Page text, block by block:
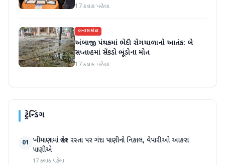
17 કલાક પહેલા
બનાસકાંઠા
અંબાજી પંથકમાં ભેદી રોગચાળાનો આતંક: બે
સપ્તાહમાં સેંકડો ભૂંડોના મોત
17 કલાક પહેલા
ટ્રેન્ડિંગ
01 ખીમાણામાં જાહેર રસ્તા પર ગંદા પાણીનો નિકાલ, વેપારીઓ આકરા
પાણીએ
17 કલાક પહેલા